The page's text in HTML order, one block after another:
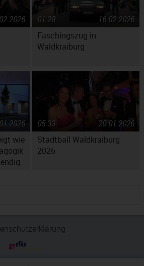
Faschingszug in
Waldkraiburg
16.02.2026
01:28
wie
Stadtball Waldkraiburg
2026
20.01.2026
05:33